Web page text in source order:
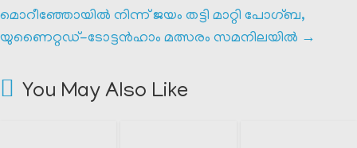
മൊറീഞ്ഞോയിൽ നിന്ന് ജയം തട്ടി മാറ്റി പോഗ്ബ,
യുണൈറ്റഡ്-ടോട്ടൻഹാം മത്സരം സമനിലയിൽ →
You May Also Like